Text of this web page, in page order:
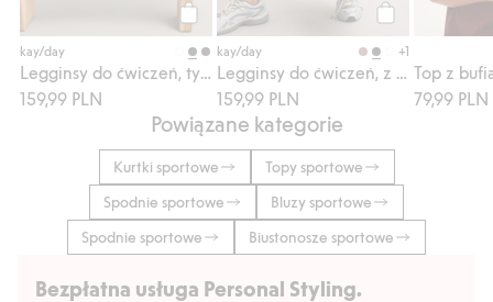
Kup
kay/day
159,99 PLN
kay/day +1
159,99 PLN
79,99 PLN
Powiązane kategorie
Kurtki sportowe
Topy sportowe
Spodnie sportowe
Bluzy sportowe
Spodnie sportowe
Biustonosze sportowe
Bezpłatna usługa Personal Styling.